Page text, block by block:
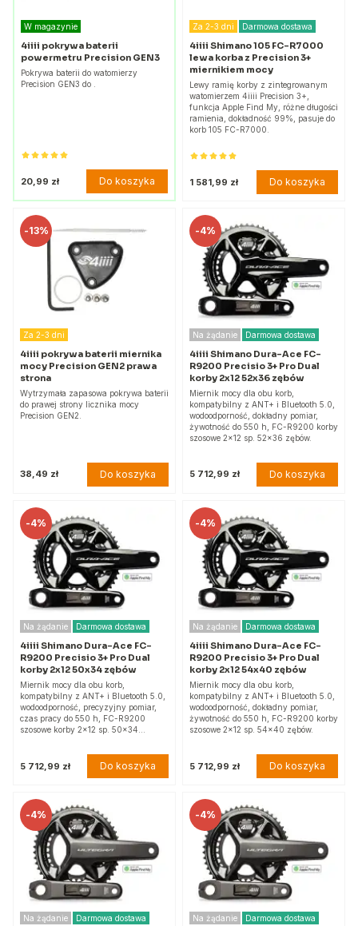
W magazynie
4iiii pokrywa baterii
powermetru Precision GEN3
Pokrywa baterii do watomierzy
Precision GEN3 do .
20,99 zł Do koszyka
Za 2-3 dni Darmowa dostawa
4iiii Shimano 105 FC-R7000
lewa korba z Precision 3+
miernikiem mocy
Lewy ramię korby z zintegrowanym
watomierzem 4iiii Precision 3+,
funkcja Apple Find My, różne długości
ramienia, dokładność 99%, pasuje do
korb 105 FC-R7000.
1 581,99 zł Do koszyka
-13%
Za 2-3 dni
4iiii pokrywa baterii miernika
mocy Precision GEN2 prawa
strona
Wytrzymała zapasowa pokrywa baterii
do prawej strony licznika mocy
Precision GEN2.
38,49 zł Do koszyka
-4%
Na żądanie Darmowa dostawa
4iiii Shimano Dura-Ace FC-
R9200 Precisio 3+ Pro Dual
korby 2x12 52x36 zębów
Miernik mocy dla obu korb,
kompatybilny z ANT+ i Bluetooth 5.0,
wodoodporność, dokładny pomiar,
żywotność do 550 h, FC-R9200 korby
szosowe 2x12 sp. 52x36 zębów.
5 712,99 zł Do koszyka
-4%
Na żądanie Darmowa dostawa
4iiii Shimano Dura-Ace FC-
R9200 Precisio 3+ Pro Dual
korby 2x12 50x34 zębów
Miernik mocy dla obu korb,
kompatybilny z ANT+ i Bluetooth 5.0,
wodoodporność, precyzyjny pomiar,
czas pracy do 550 h, FC-R9200
szosowe korby 2x12 sp. 50x34…
5 712,99 zł Do koszyka
-4%
Na żądanie Darmowa dostawa
4iiii Shimano Dura-Ace FC-
R9200 Precisio 3+ Pro Dual
korby 2x12 54x40 zębów
Miernik mocy dla obu korb,
kompatybilny z ANT+ i Bluetooth 5.0,
wodoodporność, dokładny pomiar,
żywotność do 550 h, FC-R9200 korby
szosowe 2x12 sp. 54x40 zębów.
5 712,99 zł Do koszyka
-4%
Na żądanie Darmowa dostawa
-4%
Na żądanie Darmowa dostawa